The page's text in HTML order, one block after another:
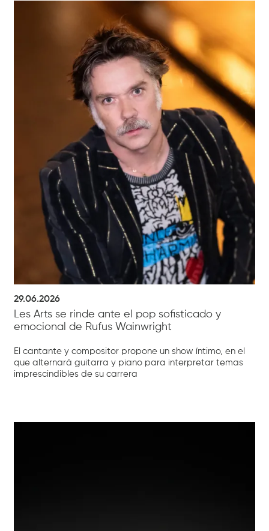
29.06.2026
Les Arts se rinde ante el pop sofisticado y
emocional de Rufus Wainwright
El cantante y compositor propone un show íntimo, en el
que alternará guitarra y piano para interpretar temas
imprescindibles de su carrera